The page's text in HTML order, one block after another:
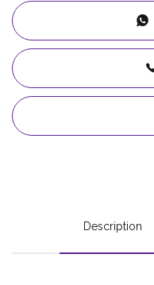
Description